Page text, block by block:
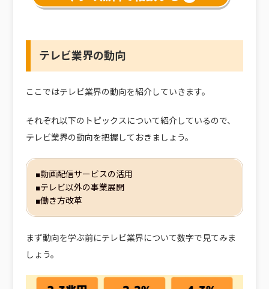
テレビ業界の動向
ここではテレビ業界の動向を紹介していきます。
それぞれ以下のトピックスについて紹介しているので、
テレビ業界の動向を把握しておきましょう。
■動画配信サービスの活用
■テレビ以外の事業展開
■働き方改革
まず動向を学ぶ前にテレビ業界について数字で見てみま
しょう。